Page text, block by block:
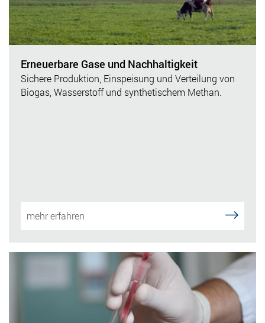
Erneuerbare Gase und Nachhaltigkeit
Sichere Produktion, Einspeisung und Verteilung von
Biogas, Wasserstoff und synthetischem Methan.
mehr erfahren